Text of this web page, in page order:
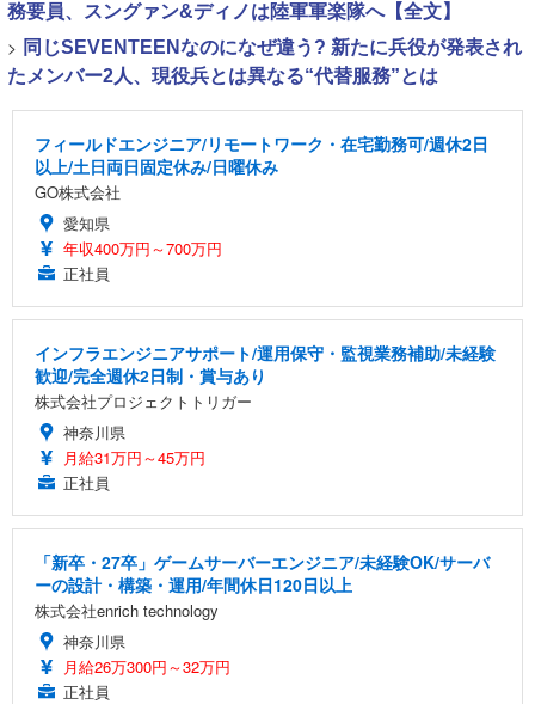
務要員、スングァン&ディノは陸軍軍楽隊へ【全文】
> 同じSEVENTEENなのになぜ違う? 新たに兵役が発表され
たメンバー2人、現役兵とは異なる“代替服務”とは
フィールドエンジニア/リモートワーク・在宅勤務可/週休2日
以上/土日両日固定休み/日曜休み
GO株式会社
愛知県
年収400万円～700万円
正社員
インフラエンジニアサポート/運用保守・監視業務補助/未経験
歓迎/完全週休2日制・賞与あり
株式会社プロジェクトトリガー
神奈川県
月給31万円～45万円
正社員
「新卒・27卒」ゲームサーバーエンジニア/未経験OK/サーバ
ーの設計・構築・運用/年間休日120日以上
株式会社enrich technology
神奈川県
月給26万300円～32万円
正社員